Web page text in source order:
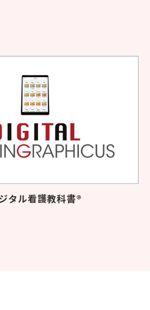
タル看護教科書®